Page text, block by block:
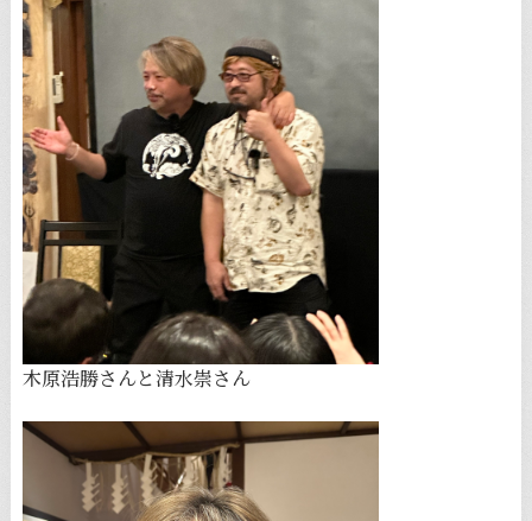
木原浩勝さんと清水崇さん